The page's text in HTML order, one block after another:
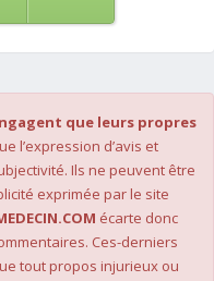
que leurs propres
l’expression d’avis et
Ils ne peuvent être
exprimée par le site
écarte donc
Ces-derniers
tout propos injurieux ou